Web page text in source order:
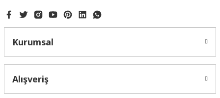
Kurumsal
Alışveriş